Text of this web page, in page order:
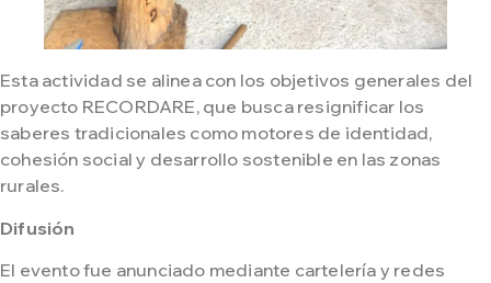
Esta actividad se alinea con los objetivos generales del
proyecto RECORDARE, que busca resignificar los
saberes tradicionales como motores de identidad,
cohesión social y desarrollo sostenible en las zonas
rurales.
Difusión
El evento fue anunciado mediante cartelería y redes